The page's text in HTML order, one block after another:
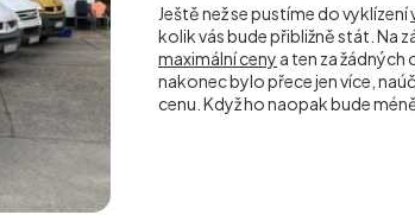
Ještě než se pustíme do vyklízení
kolik vás bude přibližně stát. Na
maximální ceny a ten za
nakonec bylo přece jen více,
cenu. Když ho naopak bude